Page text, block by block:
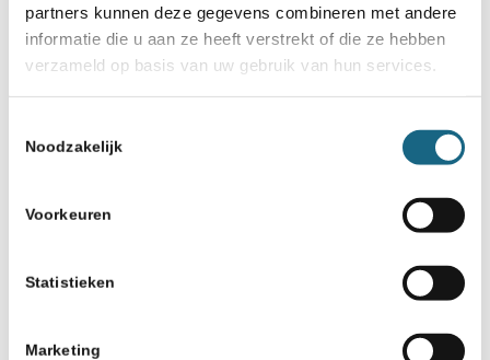
partners kunnen deze gegevens combineren met andere
informatie die u aan ze heeft verstrekt of die ze hebben
verzameld op basis van uw gebruik van hun services.
Noodzakelijk
Voorkeuren
Statistieken
Marketing
Deel dit stuk
Schaakbond.nl wordt mede mogelijk